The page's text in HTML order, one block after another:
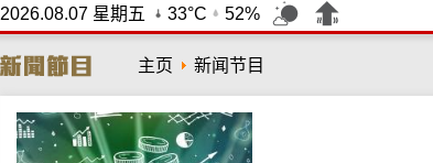
2026.08.07 星期五 33°C 52%
主页 新闻节目